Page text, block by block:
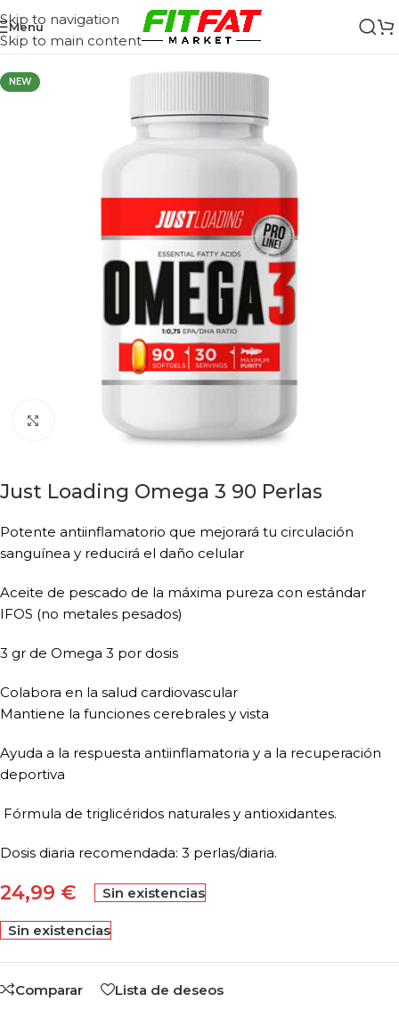
Skip to navigation
Skip to main content
Menu
NEW
Click to enlarge
Just Loading Omega 3 90 Perlas
Potente antiinflamatorio que mejorará tu circulación
sanguínea y reducirá el daño celular
Aceite de pescado de la máxima pureza con estándar
IFOS (no metales pesados)
3 gr de Omega 3 por dosis
Colabora en la salud cardiovascular
Mantiene la funciones cerebrales y vista
Ayuda a la respuesta antiinflamatoria y a la recuperación
deportiva
Fórmula de triglicéridos naturales y antioxidantes.
Dosis diaria recomendada: 3 perlas/diaria.
24,99 € Sin existencias
Sin existencias
Comparar Lista de deseos